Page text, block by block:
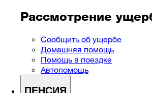
Рассмотрение
Сообщить об ущербе
Домашняя помощь
Помощь в поездке
Автопомощь
ПЕНСИЯ